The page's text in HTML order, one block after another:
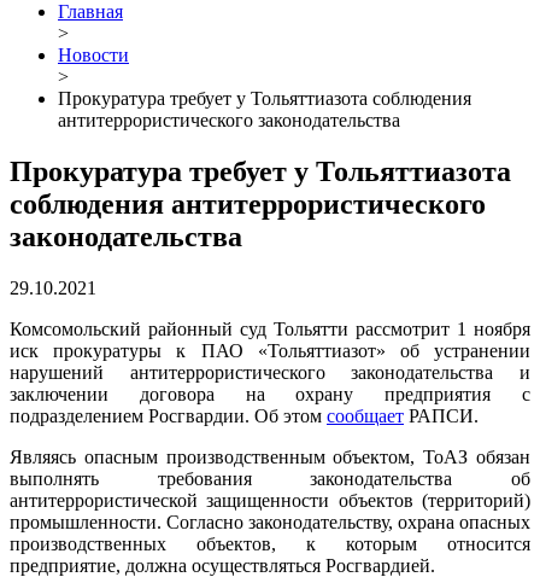
Главная
>
Новости
>
Прокуратура требует у Тольяттиазота соблюдения
антитеррористического законодательства
Прокуратура требует у Тольяттиазота
соблюдения антитеррористического
законодательства
29.10.2021
Комсомольский районный суд Тольятти рассмотрит 1 ноября
иск прокуратуры к ПАО «Тольяттиазот» об устранении
нарушений антитеррористического законодательства и
заключении договора на охрану предприятия с
подразделением Росгвардии. Об этом сообщает РАПСИ.
Являясь опасным производственным объектом, ТоАЗ обязан
выполнять требования законодательства об
антитеррористической защищенности объектов (территорий)
промышленности. Согласно законодательству, охрана опасных
производственных объектов, к которым относится
предприятие, должна осуществляться Росгвардией.